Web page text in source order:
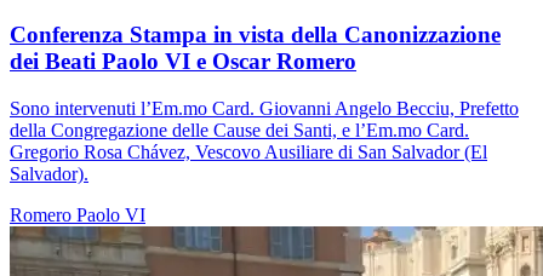
Conferenza Stampa in vista della Canonizzazione
dei Beati Paolo VI e Oscar Romero
Sono intervenuti l’Em.mo Card. Giovanni Angelo Becciu, Prefetto
della Congregazione delle Cause dei Santi, e l’Em.mo Card.
Gregorio Rosa Chávez, Vescovo Ausiliare di San Salvador (El
Salvador).
Romero Paolo VI